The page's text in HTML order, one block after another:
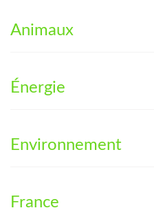
Animaux
Énergie
Environnement
France